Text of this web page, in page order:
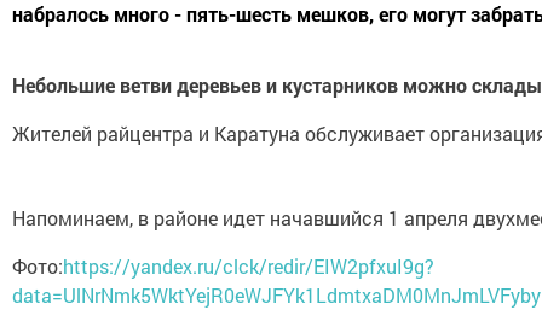
набралось много - пять-шесть мешков, его могут
Небольшие ветви деревьев и кустарников можно
Жителей райцентра и Каратуна обслуживает
Напоминаем, в районе идет начавшийся 1 апреля
Фото:https://yandex.ru/clck/redir/EIW2pfxuI9g?